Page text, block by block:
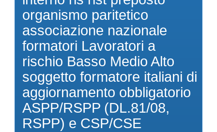
organismo paritetico
associazione nazionale
formatori Lavoratori a
rischio Basso Medio Alto
soggetto formatore italiani di
aggiornamento obbligatorio
ASPP/RSPP (DL.81/08,
RSPP) e CSP/CSE